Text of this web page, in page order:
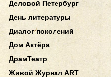
Деловой Петербург
День литературы
Диалог поколений
Дом Актёра
ДрамТеатр
Живой Журнал ART